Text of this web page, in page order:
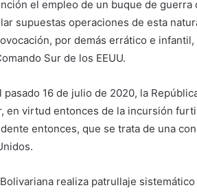
el empleo de un buque de guerra
supuestas operaciones de esta
por demás errático e
Sur de los EEUU.
16 de julio de 2020, la
en virtud entonces de la incursión
entonces, que se trata de una
realiza patrullaje